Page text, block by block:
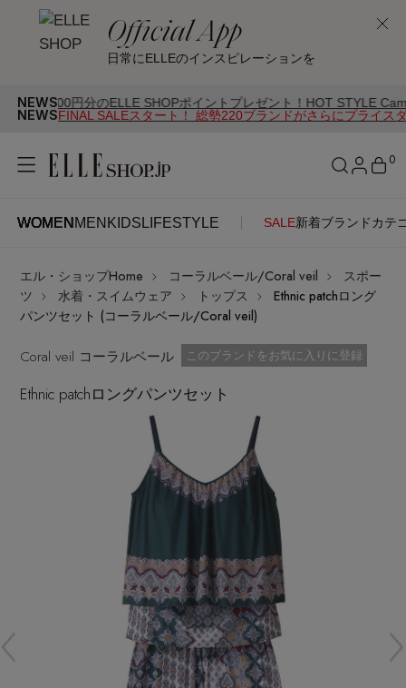
Official App
日常にELLEのインスピレーションを
NEWS
分のELLE SHOPポイントプレゼント！HOT STYLE Campaign開催
NEWSFINAL SALEスタート！ 総勢220ブランドがさらにプライス
WOMEN MEN KIDS LIFESTYLE SALE新着ブランド カテ
0
WOMENMENKIDSLIFESTYLE
ITEMS
新着アイテム
最旬！トレンドワード
【予約】新作ウェアをチェック
ログイン
はじめてご利用の方
新規会員登録
メールマガジン登録
最新トレンドや限定アイテム、セール情報を
いち早くお届けします。
ご登録はこちら
SEE RESULTS
エル・ショップHome コーラルベール/Coral veil
スポー
ツ
水着・スイムウェア トップス
Ethnic patchロング
パンツセット (コーラルベール/Coral veil)
Coral veil コーラルベール お気に入り済
このブランドをお気に入りに登録
Ethnic patchロングパンツセット